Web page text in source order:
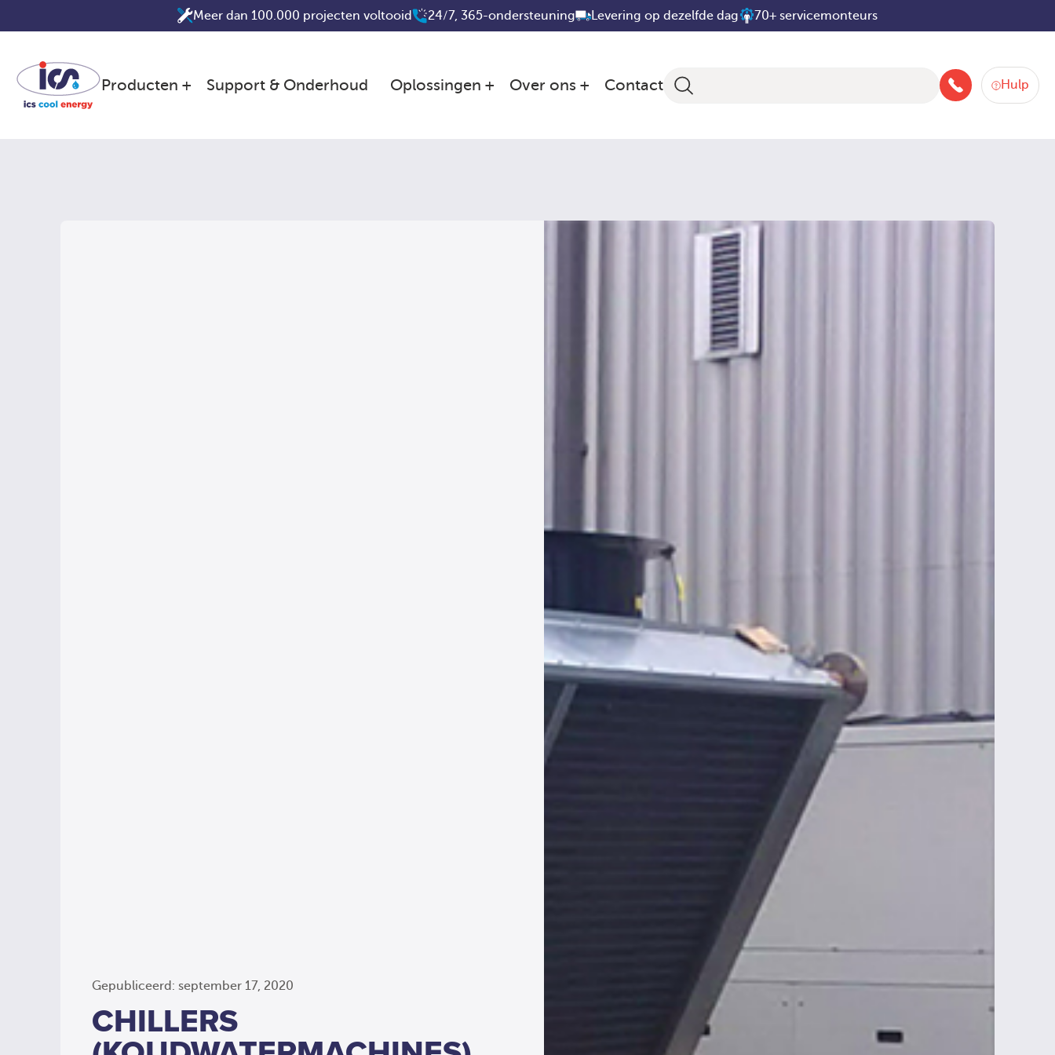
inhoud
Meer dan 100.000 projecten voltooid 24/7, 365-ondersteuning Levering op dezelfde dag 70+ servicemonteurs
Producten Support & Onderhoud Oplossingen Over ons Contact 088-258 2580
Hulp
Gepubliceerd: september 17, 2020
CHILLERS